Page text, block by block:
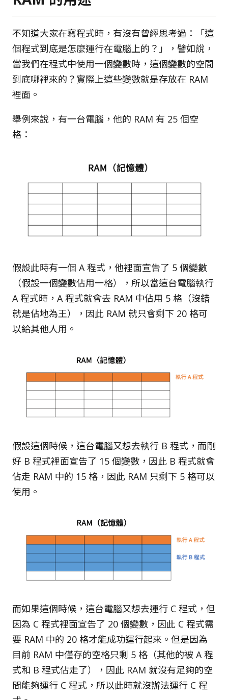
不知道大家在寫程式時，有沒有曾經思考過：「這
個程式到底是怎麼運行在電腦上的？」，譬如說，
當我們在程式中使用一個變數時，這個變數的空間
到底哪裡來的？實際上這些變數就是存放在 RAM
裡面。
舉例來說，有一台電腦，他的 RAM 有 25 個空
格：
假設此時有一個 A 程式，他裡面宣告了 5 個變數
（假設一個變數佔用一格），所以當這台電腦執行
A 程式時，A 程式就會去 RAM 中佔用 5 格（沒錯
就是佔地為王），因此 RAM 就只會剩下 20 格可
以給其他人用。
假設這個時候，這台電腦又想去執行 B 程式，而剛
好 B 程式裡面宣告了 15 個變數，因此 B 程式就會
佔走 RAM 中的 15 格，因此 RAM 只剩下 5 格可以
使用。
而如果這個時候，這台電腦又想去運行 C 程式，但
因為 C 程式裡面宣告了 20 個變數，因此 C 程式需
要 RAM 中的 20 格才能成功運行起來。但是因為
目前 RAM 中僅存的空格只剩 5 格（其他的被 A 程
式和 B 程式佔走了），因此 RAM 就沒有足夠的空
間能夠運行 C 程式，所以此時就沒辦法運行 C 程